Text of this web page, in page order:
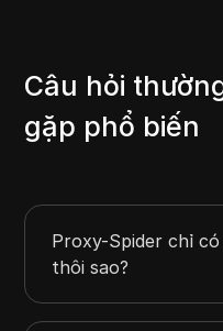
Câu hỏi
gặp phổ biến
Proxy-Spider chỉ
thôi sao?